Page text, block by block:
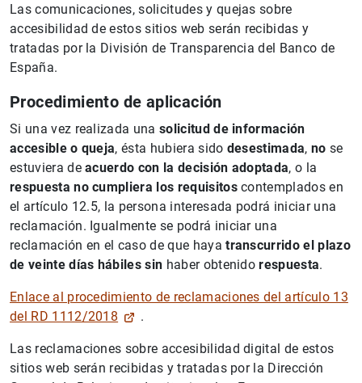
Las comunicaciones, solicitudes y quejas sobre
accesibilidad de estos sitios web serán recibidas y
tratadas por la División de Transparencia del Banco de
España.
Procedimiento de aplicación
Si una vez realizada una solicitud de información
accesible o queja, ésta hubiera sido desestimada,no se
estuviera deacuerdo con la decisión adoptada, o la
respuesta no cumpliera los requisitoscontemplados en
el artículo 12.5, la persona interesada podrá iniciar una
reclamación. Igualmente se podrá iniciar una
reclamación en el caso de que hayatranscurrido el plazo
de veinte días hábiles sin haber obtenidorespuesta.
Enlace al procedimiento de reclamaciones del artículo 13
del RD 1112/2018
.
Las reclamaciones sobre accesibilidad digital de estos
sitios web serán recibidas y tratadas por la Dirección